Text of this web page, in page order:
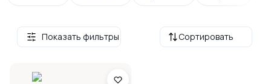
Сортировать
Показать фильтры